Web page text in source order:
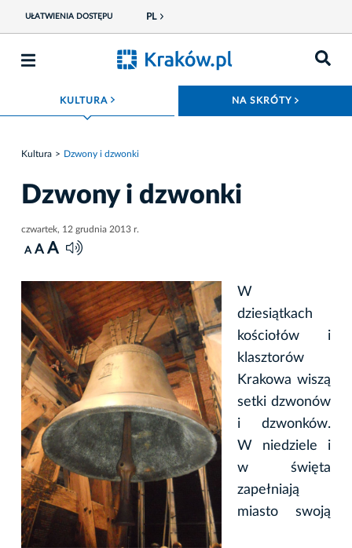
UŁATWIENIA DOSTĘPU PL
KULTURA ROZWIŃ MENU NA SKRÓTY
Kultura Dzwony i dzwonki
Dzwony i dzwonki
czwartek, 12 grudnia 2013 r.
A A A
W
dziesiątkach
kościołów i
klasztorów
Krakowa wiszą
setki dzwonów
i dzwonków.
W niedziele i
w święta
zapełniają
miasto swoją